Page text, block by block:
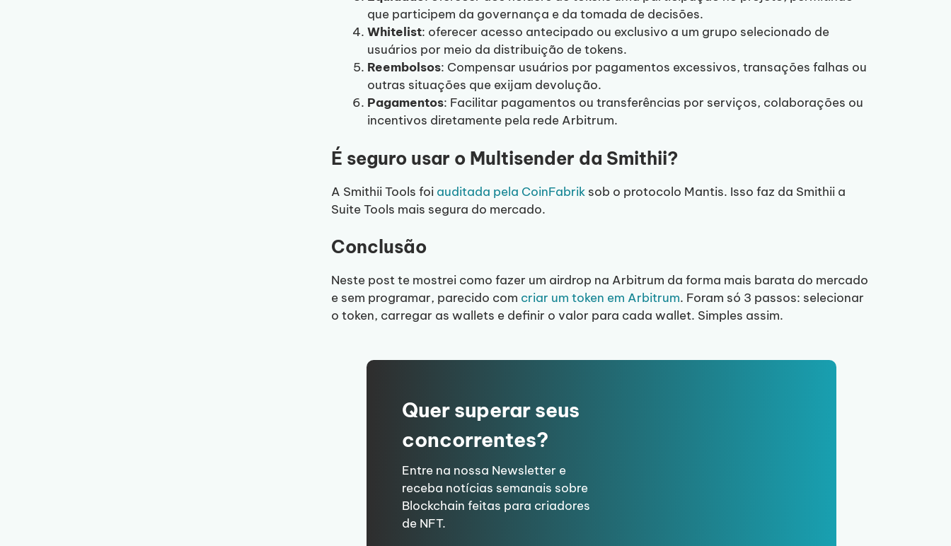
que participem da governança e da tomada de decisões.
Whitelist: oferecer acesso antecipado ou exclusivo a um grupo selecionado de
usuários por meio da distribuição de tokens.
Reembolsos: Compensar usuários por pagamentos excessivos, transações falhas ou
outras situações que exijam devolução.
Pagamentos: Facilitar pagamentos ou transferências por serviços, colaborações ou
incentivos diretamente pela rede Arbitrum.
É seguro usar o Multisender da Smithii?
A Smithii Tools foi auditada pela CoinFabrik sob o protocolo Mantis. Isso faz da Smithii a
Suite Tools mais segura do mercado.
Conclusão
Neste post te mostrei como fazer um airdrop na Arbitrum da forma mais barata do mercado
e sem programar, parecido com criar um token em Arbitrum. Foram só 3 passos: selecionar
o token, carregar as wallets e definir o valor para cada wallet. Simples assim.
Quer superar seus
concorrentes?
Entre na nossa Newsletter e
receba notícias semanais sobre
Blockchain feitas para criadores
de NFT.